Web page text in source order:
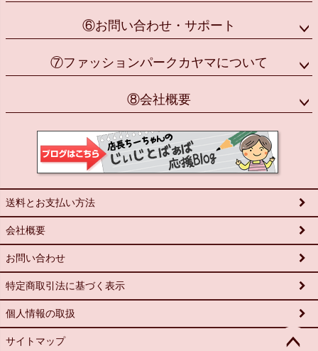
⑥お問い合わせ・サポート
⑦ファッションパークカヤマについて
⑧会社概要
送料とお支払い方法
会社概要
お問い合わせ
特定商取引法に基づく表示
個人情報の取扱
サイトマップ